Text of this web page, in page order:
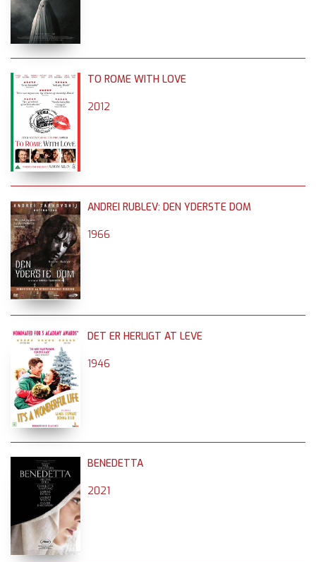
TO ROME WITH LOVE
2012
ANDREI RUBLEV: DEN YDERSTE DOM
1966
DET ER HERLIGT AT LEVE
1946
BENEDETTA
2021